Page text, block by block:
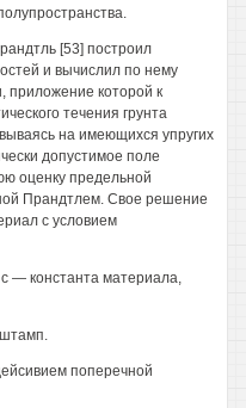
[53] построил
и вычислил по нему
приложение которой к
течения грунта
на имеющихся упругих
допустимое поле
оценку предельной
Прандтлем. Свое решение
с условием
— константа материала,
поперечной